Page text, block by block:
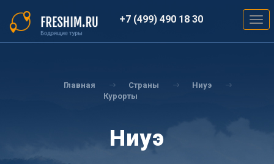
основному
содержанию
+7 (499) 490 18 30
Главная Страны
Ниуэ
Курорты
Ниуэ